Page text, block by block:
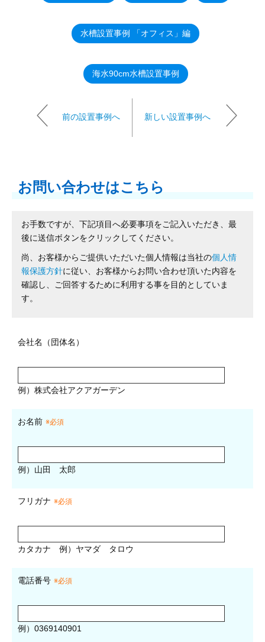
水槽設置事例 「オフィス」編
海水90cm水槽設置事例
前の設置事例へ 新しい設置事例へ
お問い合わせはこちら
お手数ですが、下記項目へ必要事項をご記入いただき、最
後に送信ボタンをクリックしてください。
尚、お客様からご提供いただいた個人情報は当社の個人情
報保護方針に従い、お客様からお問い合わせ頂いた内容を
確認し、ご回答するために利用する事を目的としていま
す。
会社名（団体名）
例）株式会社アクアガーデン
お名前 ※必須
例）山田 太郎
フリガナ ※必須
カタカナ 例）ヤマダ タロウ
電話番号 ※必須
例）0369140901